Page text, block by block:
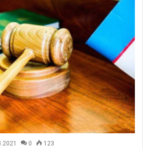
0 123